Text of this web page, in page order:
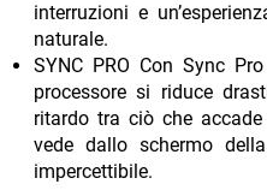
interruzioni e
naturale.
SYNC PRO Con Sync
processore si riduce
ritardo tra ciò che
vede dallo schermo
impercettibile.